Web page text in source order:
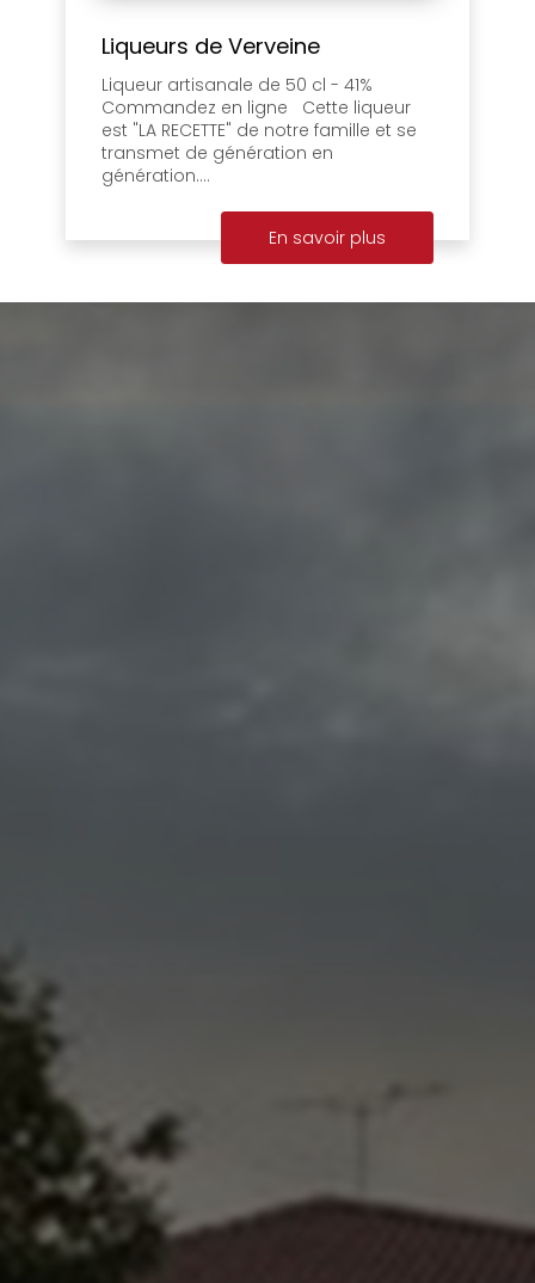
Liqueurs de Verveine
Liqueur artisanale de 50 cl - 41%
Commandez en ligne Cette liqueur
est "LA RECETTE" de notre famille et se
transmet de génération en
génération....
En savoir plus